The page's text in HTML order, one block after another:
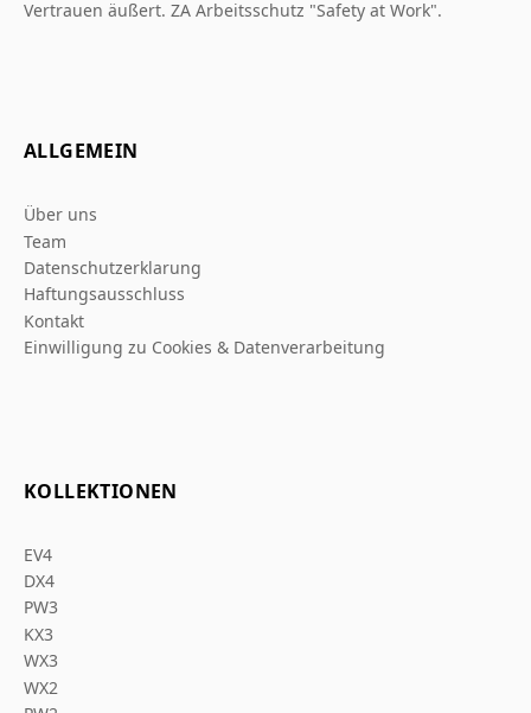
Vertrauen äußert. ZA Arbeitsschutz "Safety at Work".
ALLGEMEIN
Über uns
Team
Datenschutzerklarung
Haftungsausschluss
Kontakt
Einwilligung zu Cookies & Datenverarbeitung
KOLLEKTIONEN
EV4
DX4
PW3
KX3
WX3
WX2